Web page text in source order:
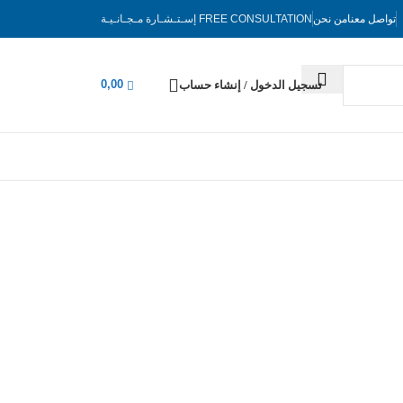
تواصل معنامن نحن FREE CONSULTATION إسـتـشـارة مـجـانـيـة
تسجيل الدخول / إنشاء حساب 0,00